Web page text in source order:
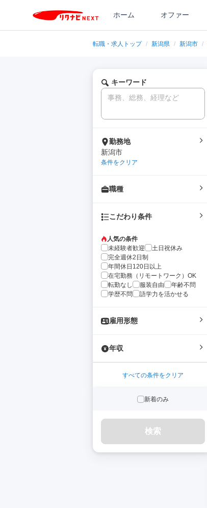
ホーム オファー
転職・求人トップ / 新潟県 / 新潟市 /
キーワード
勤務地
新潟市
条件をクリア
職種
こだわり条件
人気の条件
未経験者歓迎
土日祝休み
完全週休2日制
年間休日120日以上
在宅勤務（リモートワーク）OK
転勤なし
服装自由
年齢不問
学歴不問
語学力を活かせる
雇用形態
年収
すべての条件をクリア
新着のみ
検索